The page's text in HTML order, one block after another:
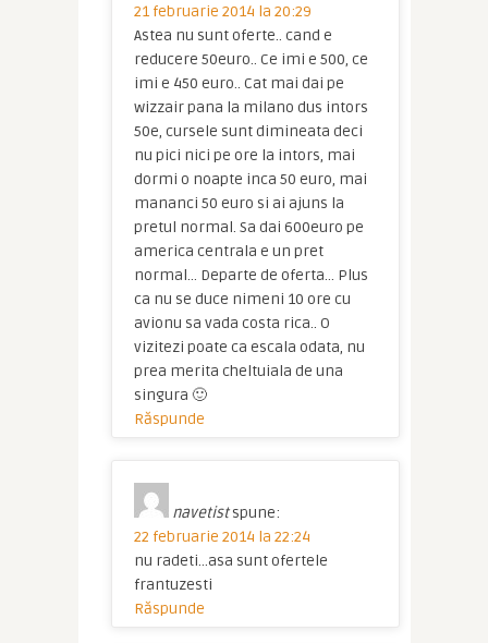
21 februarie 2014 la 20:29
Astea nu sunt oferte.. cand e
reducere 50euro.. Ce imi e 500, ce
imi e 450 euro.. Cat mai dai pe
wizzair pana la milano dus intors
50e, cursele sunt dimineata deci
nu pici nici pe ore la intors, mai
dormi o noapte inca 50 euro, mai
mananci 50 euro si ai ajuns la
pretul normal. Sa dai 600euro pe
america centrala e un pret
normal… Departe de oferta… Plus
ca nu se duce nimeni 10 ore cu
avionu sa vada costa rica.. O
vizitezi poate ca escala odata, nu
prea merita cheltuiala de una
singura 🙂
Răspunde
navetist spune:
22 februarie 2014 la 22:24
nu radeti…asa sunt ofertele
frantuzesti
Răspunde